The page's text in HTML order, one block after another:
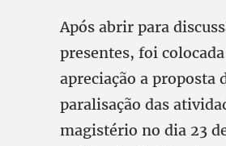
Após abrir para
presentes, foi
apreciação a proposta
paralisação das
magistério no dia 23